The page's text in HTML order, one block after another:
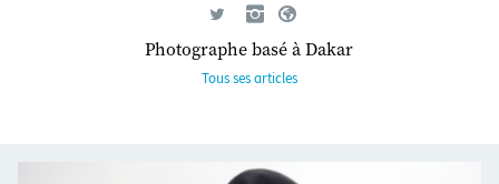
Photographe basé à Dakar
Tous ses articles